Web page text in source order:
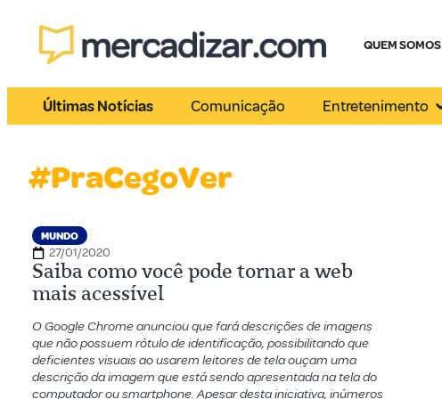
QUEM SOMOS
Últimas Notícias Comunicação Entretenimento
#PraCegoVer
MUNDO
27/01/2020
Saiba como você pode tornar a web
mais acessível
O Google Chrome anunciou que fará descrições de imagens
que não possuem rótulo de identificação, possibilitando que
deficientes visuais ao usarem leitores de tela ouçam uma
descrição da imagem que está sendo apresentada na tela do
computador ou smartphone. Apesar desta iniciativa, inúmeros